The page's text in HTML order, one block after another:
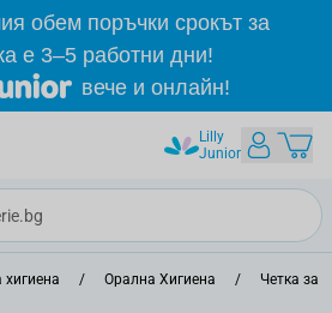
обем поръчки срокът за
е 3–5 работни дни!
вече и онлайн!
Lilly
Junior
/ Орална Хигиена / Четка за